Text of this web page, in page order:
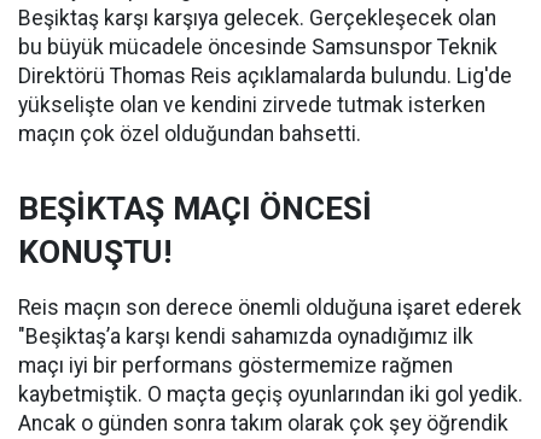
Beşiktaş karşı karşıya gelecek. Gerçekleşecek olan
bu büyük mücadele öncesinde Samsunspor Teknik
Direktörü Thomas Reis açıklamalarda bulundu. Lig'de
yükselişte olan ve kendini zirvede tutmak isterken
maçın çok özel olduğundan bahsetti.
BEŞİKTAŞ MAÇI ÖNCESİ
KONUŞTU!
Reis maçın son derece önemli olduğuna işaret ederek
"Beşiktaş’a karşı kendi sahamızda oynadığımız ilk
maçı iyi bir performans göstermemize rağmen
kaybetmiştik. O maçta geçiş oyunlarından iki gol yedik.
Ancak o günden sonra takım olarak çok şey öğrendik